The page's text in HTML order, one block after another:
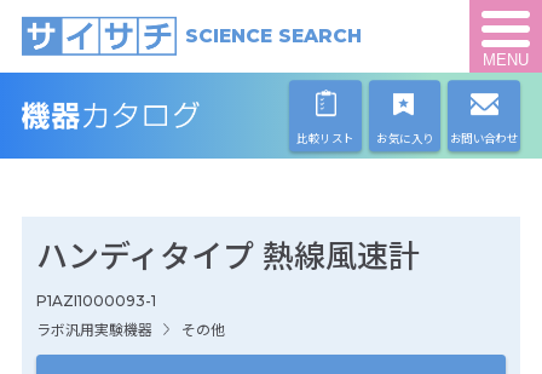
SCIENCE SEARCH
MENU
比較リスト お気に入り お問い合わせ
ハンディタイプ 熱線風速計
P1AZI1000093-1
ラボ汎用実験機器
その他